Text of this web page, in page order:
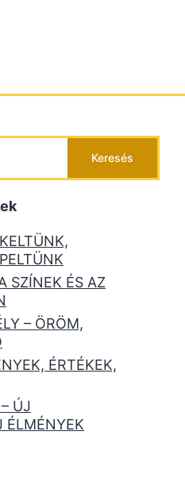
Keresés
SZÍNEK ÉS AZ
– ÖRÖM,
ÉRTÉKEK,
ÚJ
ÉLMÉNYEK